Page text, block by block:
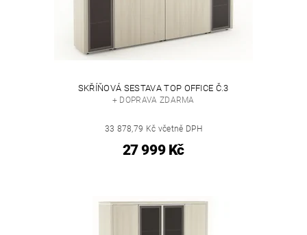
SKŘÍŇOVÁ SESTAVA TOP OFFICE Č.3
+ DOPRAVA ZDARMA
33 878,79 Kč včetně DPH
27 999 Kč